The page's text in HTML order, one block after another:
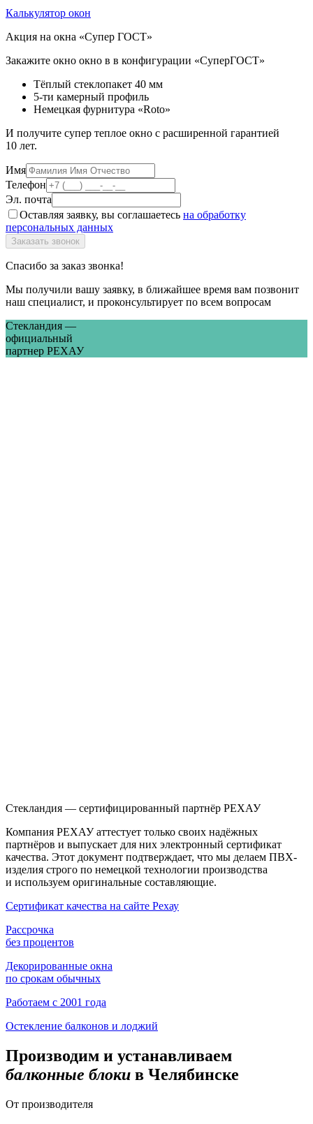
Калькулятор окон
Акция на окна «Супер ГОСТ»
Закажите окно окно в в конфигурации «СуперГОСТ»
Тёплый стеклопакет 40 мм
5-ти камерный профиль
Немецкая фурнитура «Roto»
И получите супер теплое окно с расширенной гарантией
10 лет.
Имя
Телефон
Эл. почта
Оставляя заявку, вы соглашаетесь на обработку
персональных данных
Спасибо за заказ звонка!
Мы получили вашу заявку, в ближайшее время вам позвонит
наш специалист, и проконсультирует по всем вопросам
Стекландия —
официальный
партнер РЕХАУ
Стекландия — сертифицированный партнёр РЕХАУ
Компания РЕХАУ аттестует только своих надёжных
партнёров и выпускает для них электронный сертификат
качества. Этот документ подтверждает, что мы делаем ПВХ-
изделия строго по немецкой технологии производства
и используем оригинальные составляющие.
Сертификат качества на сайте Рехау
Рассрочка
без процентов
Декорированные окна
по срокам обычных
Работаем с 2001 года
Остекление балконов и лоджий
Производим и устанавливаем
балконные блоки в Челябинске
От производителя